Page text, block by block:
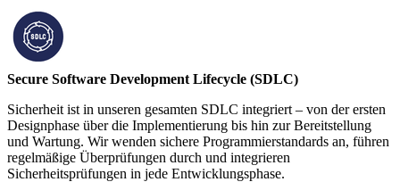
Secure Software Development Lifecycle (SDLC)
Sicherheit ist in unseren gesamten SDLC integriert – von der ersten
Designphase über die Implementierung bis hin zur Bereitstellung
und Wartung. Wir wenden sichere Programmierstandards an, führen
regelmäßige Überprüfungen durch und integrieren
Sicherheitsprüfungen in jede Entwicklungsphase.